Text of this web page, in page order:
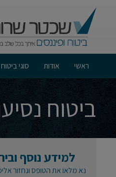
ראשי אודות סוגי ביטוח
ביטוח
למידע נוסף
נא מלאו את הטופס ונחזור